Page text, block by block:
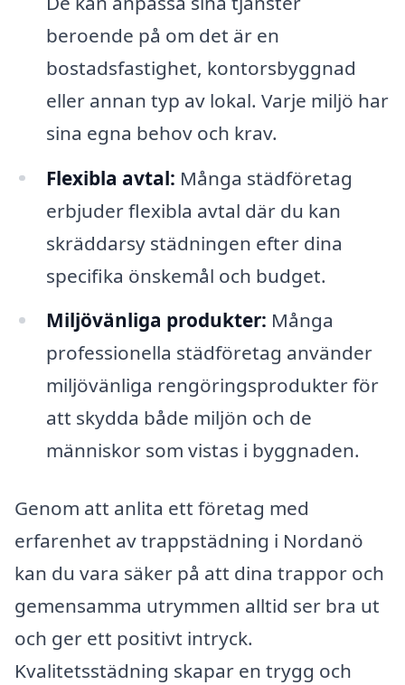
beroende på om det är en
bostadsfastighet, kontorsbyggnad
eller annan typ av lokal. Varje miljö har
sina egna behov och krav.
Flexibla avtal: Många städföretag
erbjuder flexibla avtal där du kan
skräddarsy städningen efter dina
specifika önskemål och budget.
Miljövänliga produkter: Många
professionella städföretag använder
miljövänliga rengöringsprodukter för
att skydda både miljön och de
människor som vistas i byggnaden.
Genom att anlita ett företag med
erfarenhet av trappstädning i Nordanö
kan du vara säker på att dina trappor och
gemensamma utrymmen alltid ser bra ut
och ger ett positivt intryck.
Kvalitetsstädning skapar en trygg och